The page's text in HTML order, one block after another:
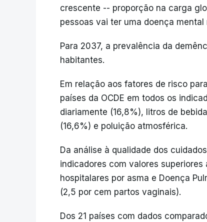
crescente -- proporção na carga
pessoas vai ter uma doença mental
Para 2037, a prevalência da
habitantes.
Em relação aos fatores de risco
países da OCDE em todos os
diariamente (16,8%), litros de
(16,6%) e poluição atmosférica.
Da análise à qualidade dos
indicadores com valores superiores
hospitalares por asma e Doença
(2,5 por cem partos vaginais).
Dos 21 países com dados